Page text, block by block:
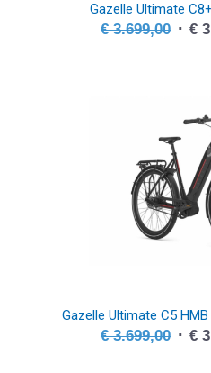
Gazelle Ultimate
€3.699,00 €
Gazelle Ultimate C5
€3.699,00 €